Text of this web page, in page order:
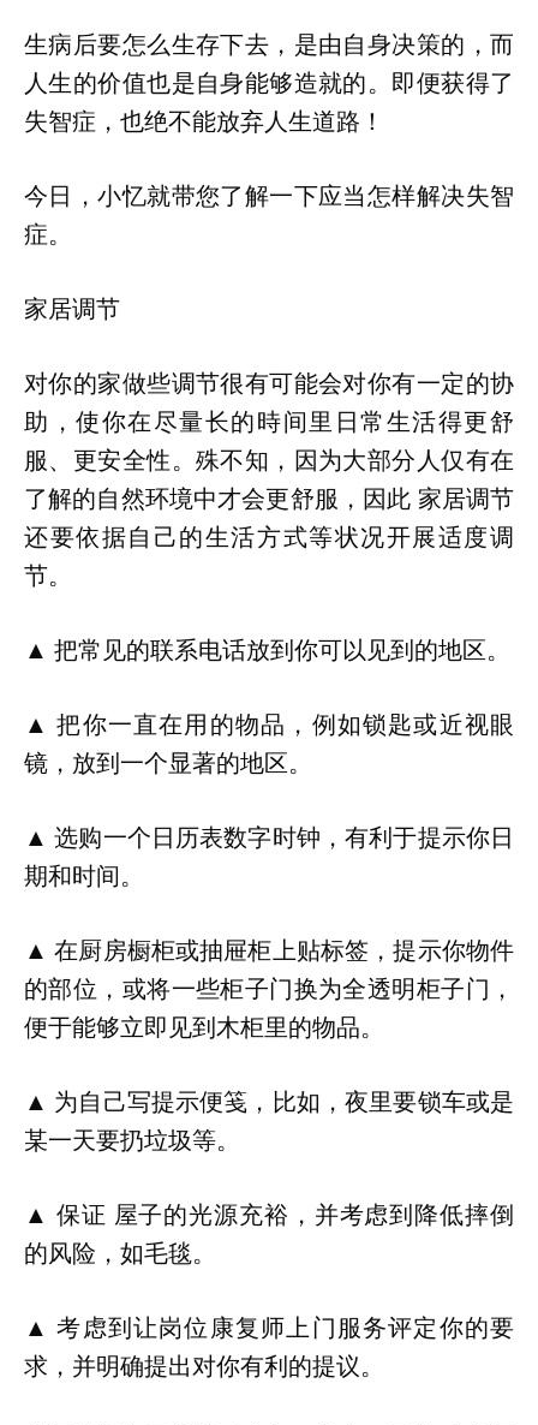
生病后要怎么生存下去，是由自身决策的，而
人生的价值也是自身能够造就的。即便获得了
失智症，也绝不能放弃人生道路！
今日，小忆就带您了解一下应当怎样解决失智
症。
家居调节
对你的家做些调节很有可能会对你有一定的协
助，使你在尽量长的時间里日常生活得更舒
服、更安全性。殊不知，因为大部分人仅有在
了解的自然环境中才会更舒服，因此 家居调节
还要依据自己的生活方式等状况开展适度调
节。
▲ 把常见的联系电话放到你可以见到的地区。
▲ 把你一直在用的物品，例如锁匙或近视眼
镜，放到一个显著的地区。
▲ 选购一个日历表数字时钟，有利于提示你日
期和时间。
▲ 在厨房橱柜或抽屉柜上贴标签，提示你物件
的部位，或将一些柜子门换为全透明柜子门，
便于能够立即见到木柜里的物品。
▲ 为自己写提示便笺，比如，夜里要锁车或是
某一天要扔垃圾等。
▲ 保证 屋子的光源充裕，并考虑到降低摔倒
的风险，如毛毯。
▲ 考虑到让岗位康复师上门服务评定你的要
求，并明确提出对你有利的提议。